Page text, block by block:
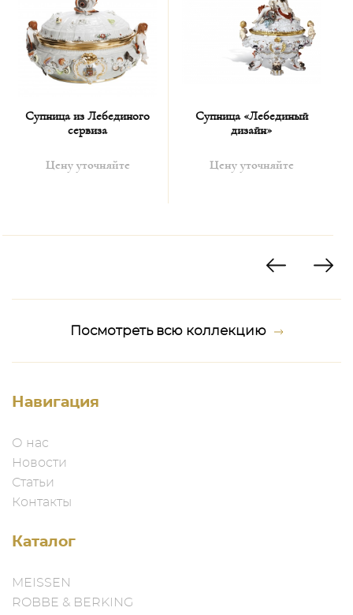
Супница из Лебединого
сервиза
Цену уточняйте
Супница «Лебединый
дизайн»
Цену уточняйте
Посмотреть всю коллекцию
Навигация
О нас
Новости
Статьи
Контакты
Каталог
MEISSEN
ROBBE & BERKING